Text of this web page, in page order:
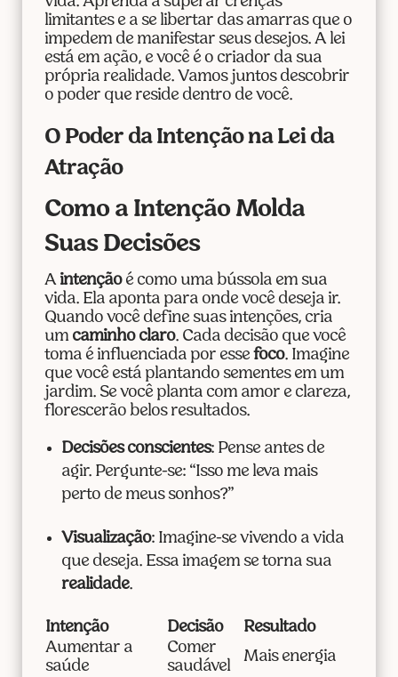
limitantes e a se libertar das amarras que o
impedem de manifestar seus desejos. A lei
está em ação, e você é o criador da sua
própria realidade. Vamos juntos descobrir
o poder que reside dentro de você.
O Poder da Intenção na Lei da
Atração
Como a Intenção Molda
Suas Decisões
A intençãoé como uma bússola em sua
vida. Ela aponta para onde você deseja ir.
Quando você define suas intenções, cria
um caminho claro. Cada decisão que você
toma é influenciada por esse foco. Imagine
que você está plantando sementes em um
jardim. Se você planta com amor e clareza,
florescerão belos resultados.
Decisões conscientes: Pense antes de
agir. Pergunte-se: “Isso me leva mais
perto de meus sonhos?”
Visualização: Imagine-se vivendo a vida
que deseja. Essa imagem se torna sua
realidade.
Intenção Decisão
Resultado
Aumentar a
saúde
Comer
saudável
Mais energia